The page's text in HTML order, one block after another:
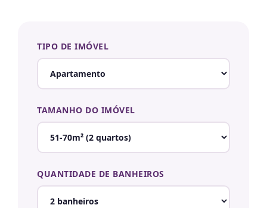
TIPO DE IMÓVEL
TAMANHO DO IMÓVEL
QUANTIDADE DE BANHEIROS